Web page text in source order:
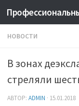
НОВОСТИ
В зонах
стреляли
АВТОР: ADMIN · 15.01.2018